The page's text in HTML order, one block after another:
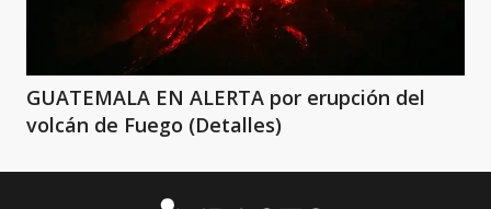
GUATEMALA EN ALERTA por erupción del
volcán de Fuego (Detalles)